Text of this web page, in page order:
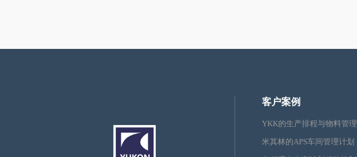
客户案例
YKK的生产排程与物料管理
米其林的APS车间管理计划